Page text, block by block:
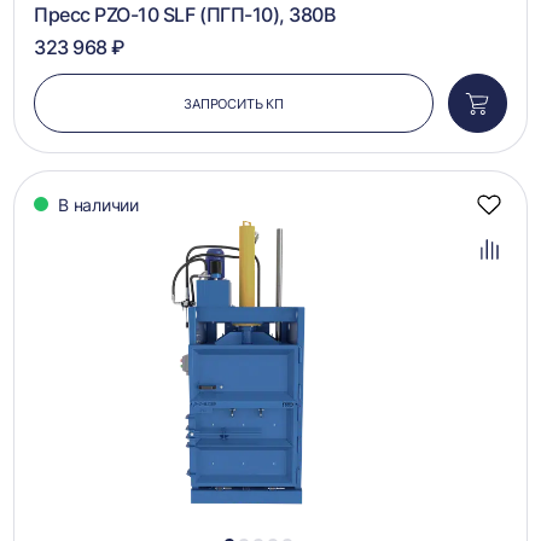
Пресс PZO-10 SLF (ПГП-10), 380В
323 968 ₽
ЗАПРОСИТЬ КП
в
В наличии